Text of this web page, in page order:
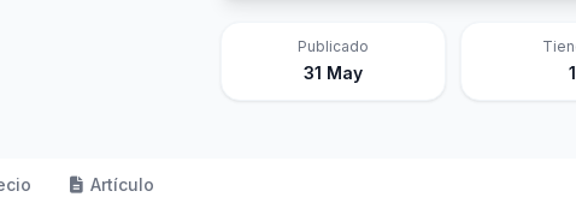
Publicado
31 May 1
Artículo